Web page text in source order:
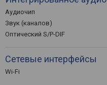
Аудиочип
Звук (каналов)
Оптический S/P-DIF
Сетевые интерфейсы
Wi-Fi